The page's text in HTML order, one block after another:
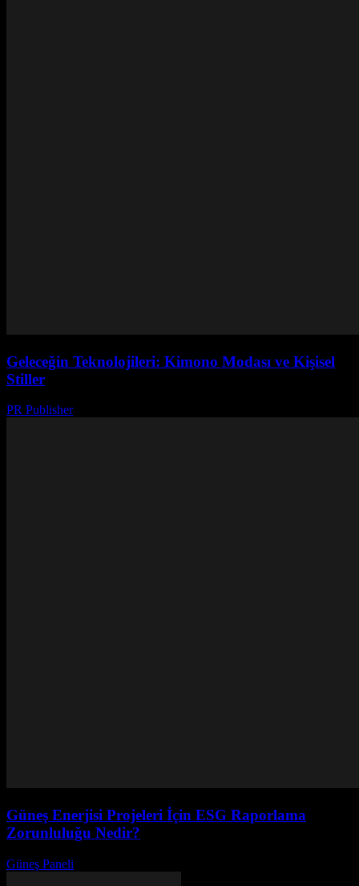
Geleceğin Teknolojileri: Kimono Modası ve Kişisel
Stiller
PR Publisher-
Güneş Enerjisi Projeleri İçin ESG Raporlama
Zorunluluğu Nedir?
Güneş Paneli